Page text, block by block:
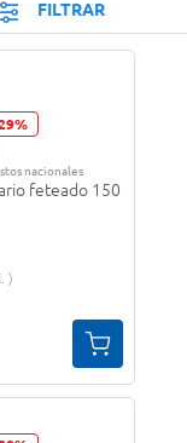
FILTRAR
%
nacionales
feteado 150